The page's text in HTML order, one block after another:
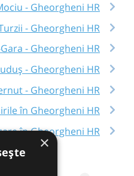
- Gheorgheni HR
- Gheorgheni HR
- Gheorgheni HR
- Gheorgheni HR
- Gheorgheni HR
în Gheorgheni HR
în Gheorgheni HR
×